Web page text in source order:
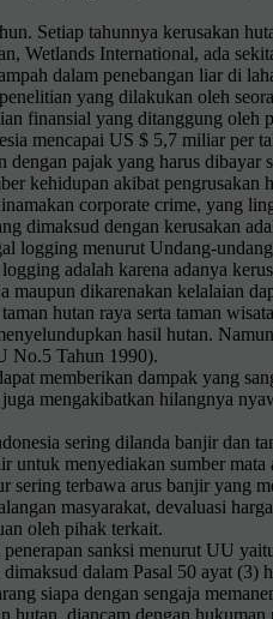
Setiap tahunnya kerusakan
International, ada
dalam penebangan liar di
yang dilakukan oleh
yang ditanggung oleh
mencapai US $ 5,7 miliar per
pajak yang harus dibayar
kehidupan akibat
corporate crime, yang
dimaksud dengan kerusakan
logging menurut Undang-
adalah karena adanya
dikarenakan kelalaian
hutan raya serta taman
hasil hutan.
No.5 Tahun 1990).
memberikan dampak yang
mengakibatkan hilangnya
sering dilanda banjir
menyediakan sumber
terbawa arus banjir yang
masyarakat, devaluasi
oleh pihak terkait.
sanksi menurut UU
dalam Pasal 50 ayat
siapa dengan sengaja
diancam dengan